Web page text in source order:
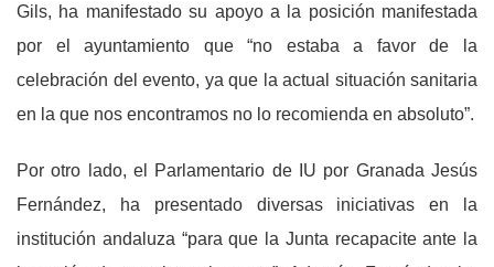
Gils, ha manifestado su apoyo a la posición manifestada
por el ayuntamiento que “no estaba a favor de la
celebración del evento, ya que la actual situación sanitaria
en la que nos encontramos no lo recomienda en absoluto”.
Por otro lado, el Parlamentario de IU por Granada Jesús
Fernández, ha presentado diversas iniciativas en la
institución andaluza “para que la Junta recapacite ante la